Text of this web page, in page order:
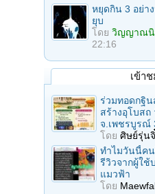
หยุดกิน 3 อย่า
ยุบ
โดย วิญญาณนิ
22:16
เข้า
ร่วมทอดกฐิ
สร้างอุโบส
จ.เพชรบูรณ์
โดย ศิษย์รุ่น
ทำไมวันนี้คน
รีวิวจากผู้ใช้
แมวฟ้า
โดย